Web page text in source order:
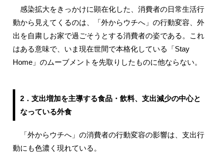
感染拡大をきっかけに顕在化した、消費者の日常生活行
動から見えてくるのは、「外からウチへ」の行動変容、外
出を自粛しお家で過ごそうとする消費者の姿である。これ
はある意味で、いま現在世間で本格化している「Stay
Home」のムーブメントを先取りしたものに他ならない。
2．支出増加を主導する食品・飲料、支出減少の中心と
なっている外食
「外からウチへ」の消費者の行動変容の影響は、支出行
動にも色濃く現れている。